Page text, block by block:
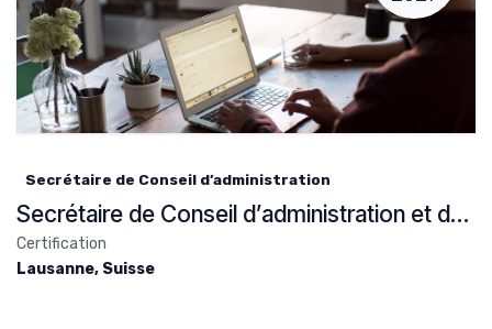
Secrétaire de Conseil d’administration
Secrétaire de Conseil d’administration et de fondation
Certification
Lausanne, Suisse